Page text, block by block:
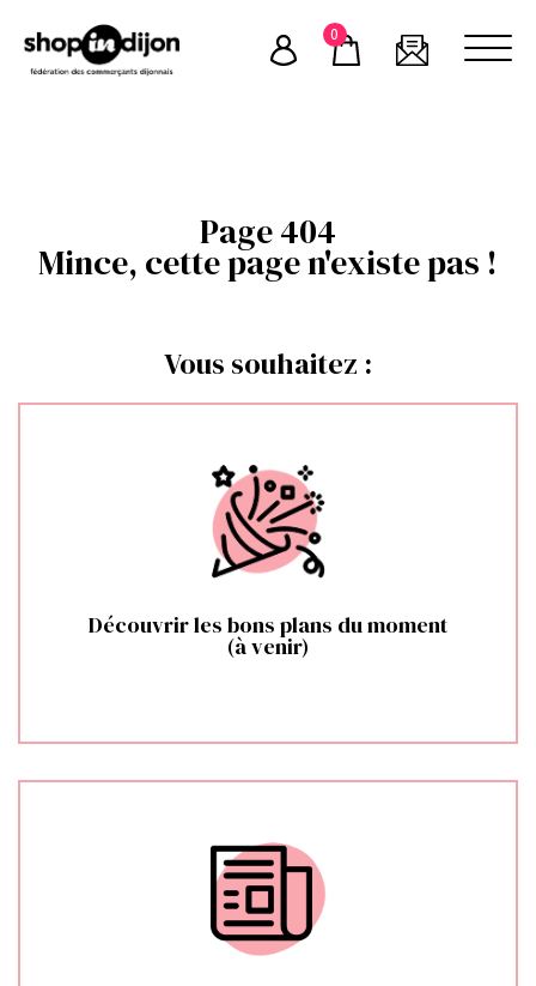
content
0
Page 404
Mince, cette page n'existe pas !
Vous souhaitez :
Découvrir les bons plans du moment
(à venir)